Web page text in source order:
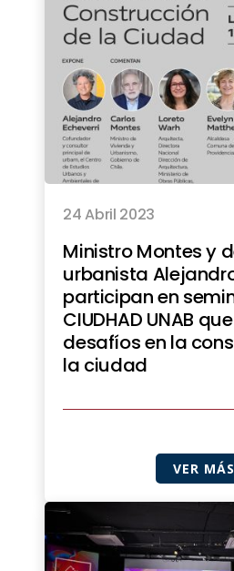
24 Abril 2023
Ministro Montes y
urbanista
participan en
CIUDHAD UNAB
desafíos en la
la ciudad
VER MÁS